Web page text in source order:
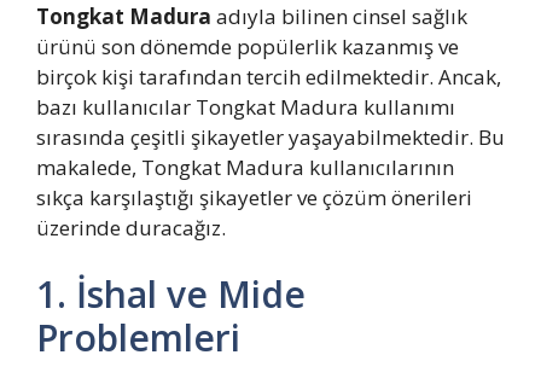
Tongkat Madura adıyla bilinen cinsel sağlık
ürünü son dönemde popülerlik kazanmış ve
birçok kişi tarafından tercih edilmektedir. Ancak,
bazı kullanıcılar Tongkat Madura kullanımı
sırasında çeşitli şikayetler yaşayabilmektedir. Bu
makalede, Tongkat Madura kullanıcılarının
sıkça karşılaştığı şikayetler ve çözüm önerileri
üzerinde duracağız.
1. İshal ve Mide
Problemleri